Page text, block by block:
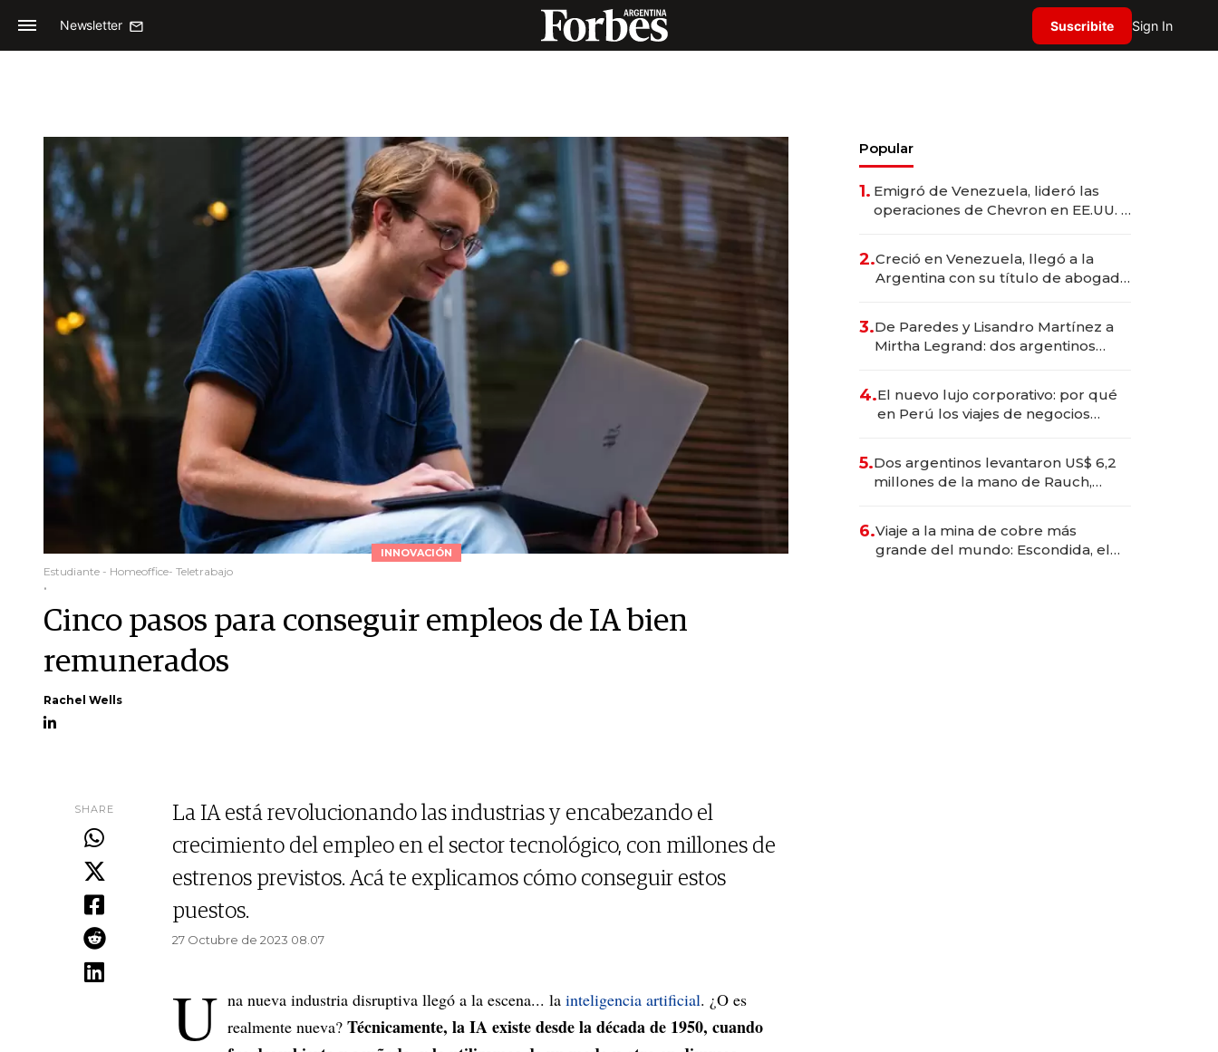
Newsletter Suscribite Sign In
INNOVACIÓN
Estudiante - Homeoffice- Teletrabajo
.
Cinco pasos para conseguir empleos de IA bien
remunerados
Rachel Wells
SHARE
La IA está revolucionando las industrias y encabezando el
crecimiento del empleo en el sector tecnológico, con millones de
estrenos previstos. Acá te explicamos cómo conseguir estos
puestos.
27 Octubre de 2023 08.07
U na nueva industria disruptiva llegó a la escena... la inteligencia artificial. ¿O es
realmente nueva? Técnicamente, la IA existe desde la década de 1950, cuando
Popular
1. Emigró de Venezuela, lideró las
operaciones de Chevron en EE.UU. y
2.Creció en Venezuela, llegó a la
Argentina con su título de abogado
marcas "fast premium"
3.De Paredes y Lisandro Martínez a
Mirtha Legrand: dos argentinos
4.El nuevo lujo corporativo: por qué
en Perú los viajes de negocios
transformadoras
5.Dos argentinos levantaron US$ 6,2
millones de la mano de Rauch,
6.Viaje a la mina de cobre más
grande del mundo: Escondida, el